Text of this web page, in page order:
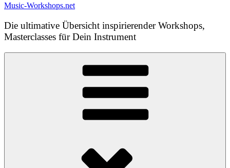
Music-Workshops.net
Die ultimative Übersicht inspirierender Workshops,
Masterclasses für Dein Instrument